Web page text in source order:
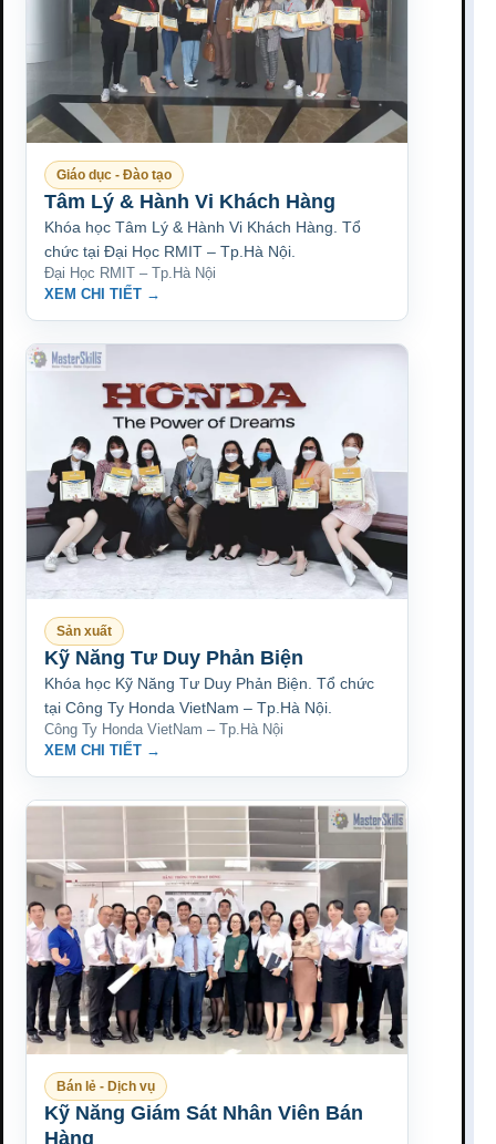
Giáo dục - Đào tạo
Tâm Lý & Hành Vi Khách Hàng
Khóa học Tâm Lý & Hành Vi Khách Hàng. Tổ
chức tại Đại Học RMIT – Tp.Hà Nội.
Đại Học RMIT – Tp.Hà Nội
XEM CHI TIẾT →
Sản xuất
Kỹ Năng Tư Duy Phản Biện
Khóa học Kỹ Năng Tư Duy Phản Biện. Tổ chức
tại Công Ty Honda VietNam – Tp.Hà Nội.
Công Ty Honda VietNam – Tp.Hà Nội
XEM CHI TIẾT →
Bán lẻ - Dịch vụ
Kỹ Năng Giám Sát Nhân Viên Bán
Hàng